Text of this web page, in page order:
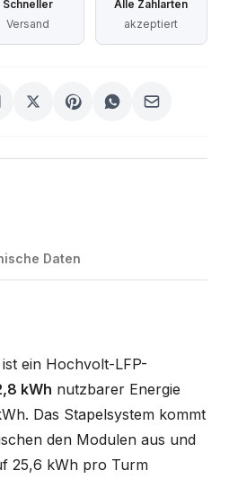
Schneller
Versand
Alle Zahlarten
akzeptiert
Daten
ein Hochvolt-LFP-
kWh nutzbarer Energie
Das Stapelsystem kommt
den Modulen aus und
25,6 kWh pro Turm